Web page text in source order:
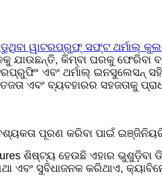
ୱାଟରପ୍ରୁଫ୍ ସଫ୍ଟ ଥର୍ମାଲ୍
ଯାଉଛନ୍ତି, କିମ୍ବା ଘରକୁ ଫେରିବା
ଏବଂ ଥର୍ମାଲ୍
ଏବଂ ବ୍ୟବହାରର ସହଜତାକୁ
ପୂରଣ କରିବା ପାଇଁ
ଶିଷ୍ଟ୍ୟ ହେଉଛି ଏହାର ଭୁଶୁଡ଼ିବା
ଏବଂ ସୁବିଧାଜନକ କରିଥାଏ,